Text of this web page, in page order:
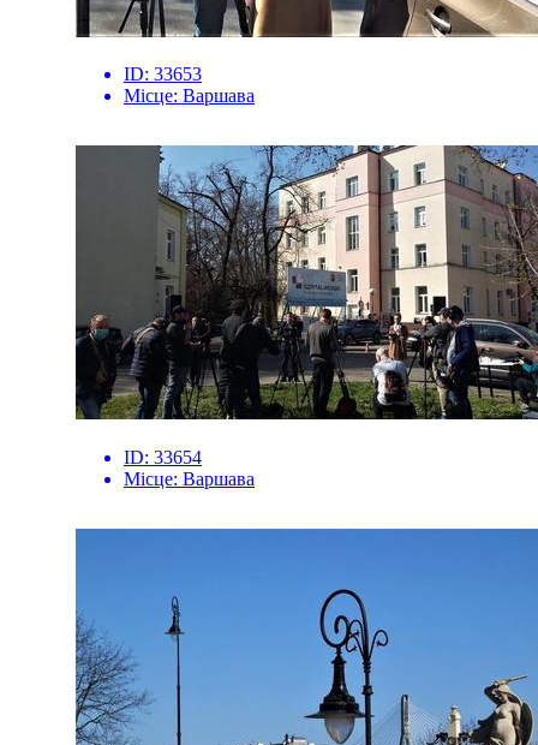
ID: 33653
Місце: Варшава
ID: 33654
Місце: Варшава